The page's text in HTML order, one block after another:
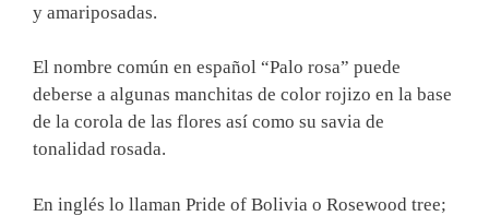
y amariposadas.
El nombre común en español “Palo rosa” puede
deberse a algunas manchitas de color rojizo en la base
de la corola de las flores así como su savia de
tonalidad rosada.
En inglés lo llaman Pride of Bolivia o Rosewood tree;